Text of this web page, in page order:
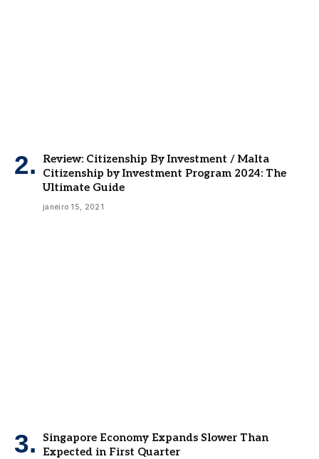
Review: Citizenship By Investment / Malta
Citizenship by Investment Program 2024: The
Ultimate Guide
janeiro 15, 2021
Singapore Economy Expands Slower Than
Expected in First Quarter